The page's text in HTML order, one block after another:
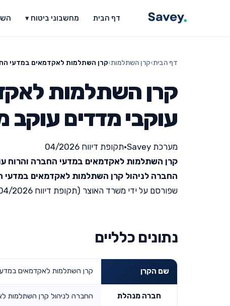
דף הבית מחשבוני ביטוח ▾
דף הבית›קרן השתלמות›קרן השתלמות לאקדמאים במדעי
קרן השתלמות
עוקבי מדדים עוקב
מערכת Savey •תקופת דיווח 04/2026
קרן השתלמות לאקדמאים במדעי החברה והרוח
החברה לניהול קרן השתלמות לאקדמאים במדעי
שפורסם על ידי משרד האוצר (תקופת דיווח 04/2026).
נתונים כלליים
שם הקרן קרן השתלמות לאקדמאים
חברה מנהלת החברה לניהול קרן השתלמות